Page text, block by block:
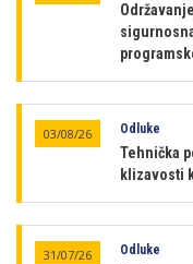
03/08/26 Odluke
Tehnička
klizavosti
31/07/26 Odluke